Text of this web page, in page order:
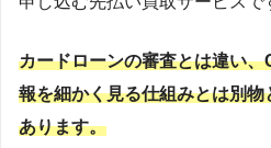
カードローンの審査とは違い
報を細かく見る仕組みとは別
あります。